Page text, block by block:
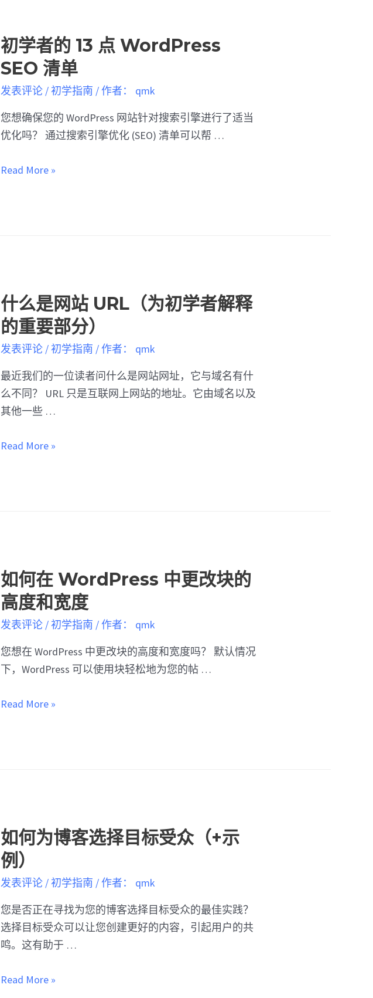
初学者的 13 点 WordPress
SEO 清单
发表评论 /初学指南 / 作者：
qmk
您想确保您的 WordPress 网站针对搜索引擎进行了适当
优化吗？ 通过搜索引擎优化 (SEO) 清单可以帮 …
Read More »
什么是网站 URL（为初学者解释
的重要部分）
发表评论 /初学指南 / 作者：
qmk
最近我们的一位读者问什么是网站网址，它与域名有什
么不同？ URL 只是互联网上网站的地址。它由域名以及
其他一些 …
Read More »
如何在 WordPress 中更改块的
高度和宽度
发表评论 /初学指南 / 作者：
qmk
您想在 WordPress 中更改块的高度和宽度吗？ 默认情况
下，WordPress 可以使用块轻松地为您的帖 …
Read More »
如何为博客选择目标受众（+示
例）
发表评论 /初学指南 / 作者：
qmk
您是否正在寻找为您的博客选择目标受众的最佳实践？
选择目标受众可以让您创建更好的内容，引起用户的共
鸣。这有助于 …
Read More »